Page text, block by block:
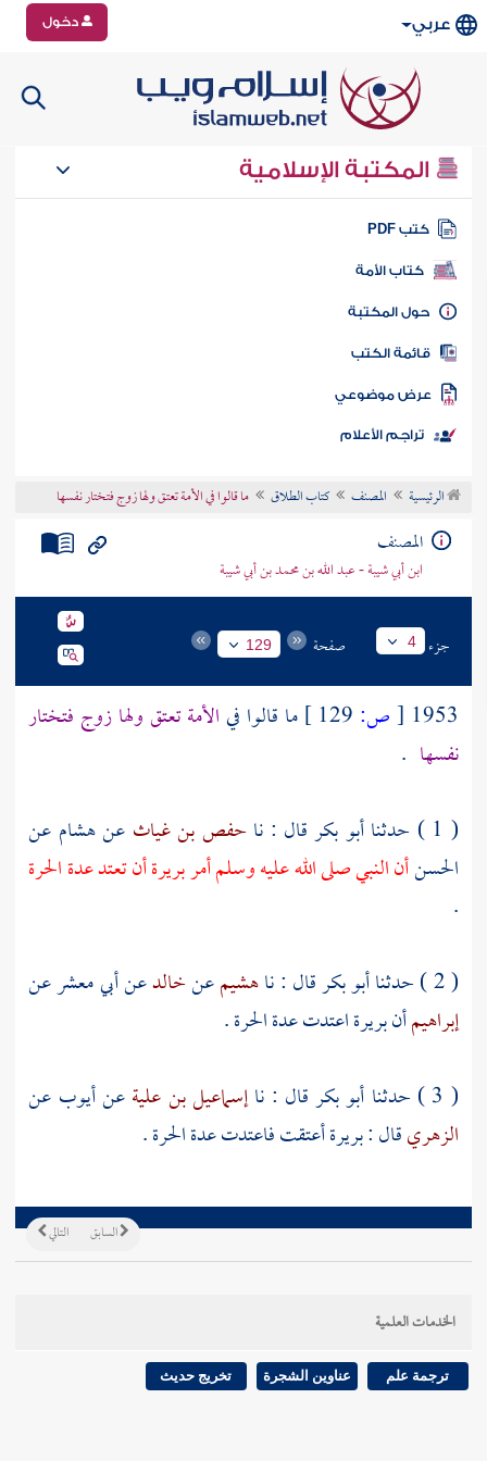
عربي دخول
المكتبة الإسلامية
كتب PDF
كتاب الأمة
المكتبة
الكتب
موضوعي
تراجم الأعلام
الرئيسية المصنف كتاب الطلاق ما قالوا في الأمة تعتق ولها زوج فتختار نفسها
المصنف
ابن أبي شيبة - عبد الله بن محمد بن أبي شيبة
جزء 4 صفحة 129
1953
[ص: ما قالوا فيالأمة تعتق ولها زوج فتختار
نفسها .
( 1 ) حدثنا
أبو بكرقال : نا حفص بن غياث عنهشام عن
الحسنأن النبي صلى الله عليه وسلم أمربريرةأن تعتد عدة الحرة
.
( 2 ) حدثنا
أبو بكرقال : ناهشيمعنخالدعنأبي معشرعن
إبراهيمأنبريرةاعتدت عدة الحرة .
( 3 ) حدثنا
أبو بكرقال : ناإسماعيل بن عليةعنأيوب عن
الزهريقال :بريرةأعتقت فاعتدت عدة الحرة .
التالي السابق
الخدمات العلمية
ترجمة علم عناوين الشجرة تخريج حديث